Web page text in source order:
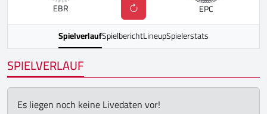
EBR
EPC
SpielverlaufSpielberichtLineupSpielerstats
SPIELVERLAUF
Es liegen noch keine Livedaten vor!